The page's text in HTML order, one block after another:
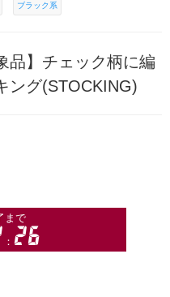
ブラック系
品】チェック柄に編
ング(STOCKING)